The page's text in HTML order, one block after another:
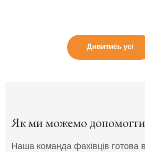
Дивитись усі
Як ми можемо
Наша команда фахівців готова